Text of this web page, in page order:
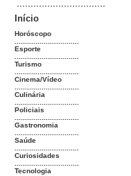
Início
Horóscopo
Esporte
Turismo
Cinema/Vídeo
Culinária
Policiais
Gastronomia
Saúde
Curiosidades
Tecnologia